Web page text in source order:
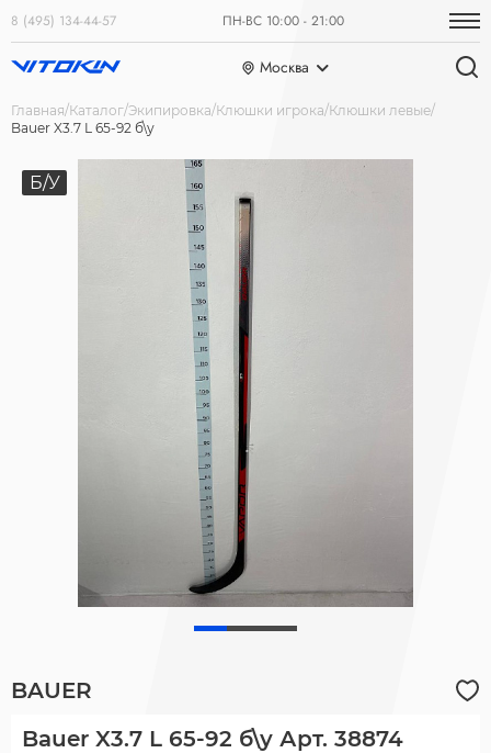
8 (495) 134-44-57 ПН-ВС 10:00 - 21:00
Москва
Главная Каталог Экипировка Клюшки игрока Клюшки левые
Bauer X3.7 L 65-92 б\у
Б/У
BAUER
Bauer X3.7 L 65-92 б\у Арт. 38874